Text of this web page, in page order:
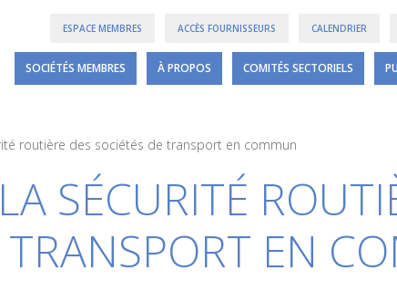
ESPACE MEMBRES ACCÈS FOURNISSEURS CALENDRIER
SOCIÉTÉS MEMBRES À PROPOS COMITÉS SECTORIELS
routière des sociétés de transport en commun
SÉCURITÉ
TRANSPORT EN